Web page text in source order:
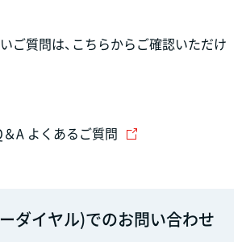
ご質問は、こちらからご確認いただけ
＆A よくあるご質問
ダイヤル)でのお問い合わせ